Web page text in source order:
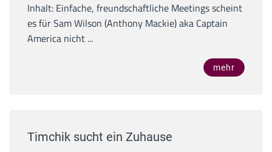
Inhalt: Einfache, freundschaftliche Meetings scheint
es für Sam Wilson (Anthony Mackie) aka Captain
America nicht ...
mehr
Timchik sucht ein Zuhause